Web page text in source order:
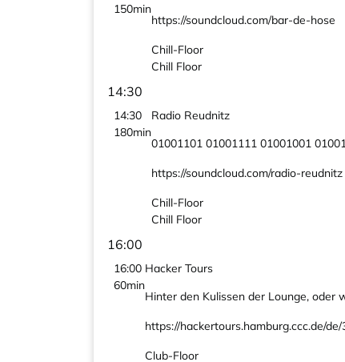
150min
https://soundcloud.com/bar-de-hose
Chill-Floor
Chill Floor
14:30
14:30
180min
Radio Reudnitz
01001101 01001111 01001001
https://soundcloud.com/radio-reudnitz
Chill-Floor
Chill Floor
16:00
16:00
60min
Hacker Tours
Hinter den Kulissen der Lounge, oder
https://hackertours.hamburg.ccc.de/
Club-Floor